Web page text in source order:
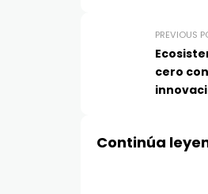
PREVIOUS
cero
Continúa